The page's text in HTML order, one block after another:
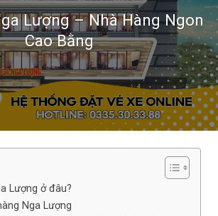
Lượng – Nhà Hàng Ngon
Cao Bằng
Lượng ở đâu?
Nga Lượng